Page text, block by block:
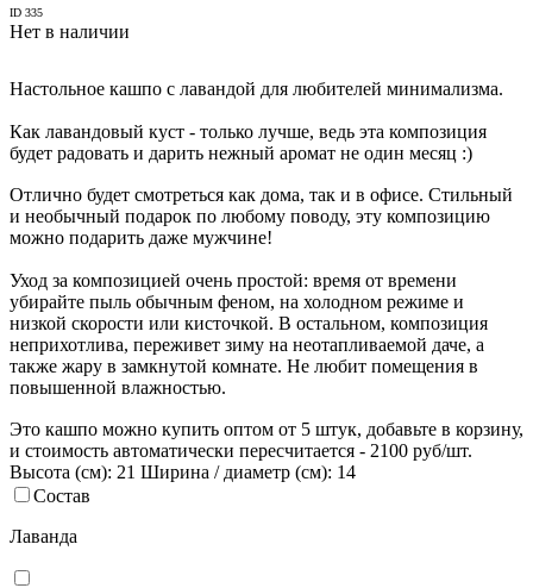
ID 335
Нет в наличии
Настольное кашпо с лавандой для любителей минимализма.
Как лавандовый куст - только лучше, ведь эта композиция
будет радовать и дарить нежный аромат не один месяц :)
Отлично будет смотреться как дома, так и в офисе. Стильный
и необычный подарок по любому поводу, эту композицию
можно подарить даже мужчине!
Уход за композицией очень простой: время от времени
убирайте пыль обычным феном, на холодном режиме и
низкой скорости или кисточкой. В остальном, композиция
неприхотлива, переживет зиму на неотапливаемой даче, а
также жару в замкнутой комнате. Не любит помещения в
повышенной влажностью.
Это кашпо можно купить оптом от 5 штук, добавьте в корзину,
и стоимость автоматически пересчитается - 2100 руб/шт.
Высота (см): 21 Ширина / диаметр (см): 14
Состав
Лаванда